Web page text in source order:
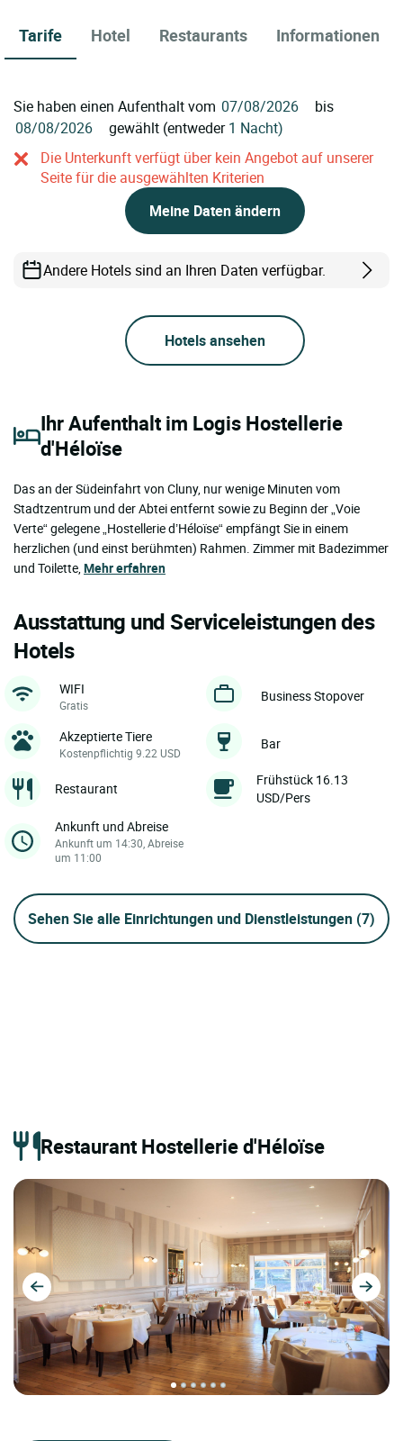
Tarife Hotel Restaurants Informationen
Sie haben einen Aufenthalt vom
bis
gewählt (entweder1 Nacht)
Die Unterkunft verfügt über kein Angebot auf unserer
Seite für die ausgewählten Kriterien
Meine Daten ändern
Andere Hotels sind an Ihren Daten verfügbar.
Hotels ansehen
Ihr Aufenthalt im Logis Hostellerie
d'Héloïse
Das an der Südeinfahrt von Cluny, nur wenige Minuten vom
Stadtzentrum und der Abtei entfernt sowie zu Beginn der „Voie
Verte“ gelegene „Hostellerie d’Héloïse“ empfängt Sie in einem
herzlichen (und einst berühmten) Rahmen. Zimmer mit Badezimmer
und Toilette,Mehr erfahren
Ausstattung und Serviceleistungen des
Hotels
WIFI
Gratis
Business Stopover
Akzeptierte Tiere
Kostenpflichtig 9.22 USD
Bar
Restaurant
Frühstück 16.13
USD/Pers
Ankunft und Abreise
Ankunft um 14:30, Abreise
um 11:00
Sehen Sie alle Einrichtungen und Dienstleistungen (7)
Restaurant Hostellerie d'Héloïse